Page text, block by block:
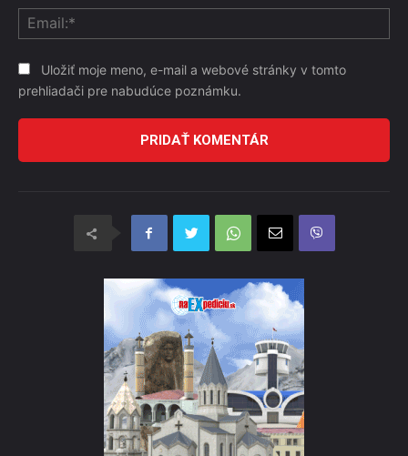
Uložiť moje meno, e-mail a webové stránky v tomto
prehliadači pre nabudúce poznámku.